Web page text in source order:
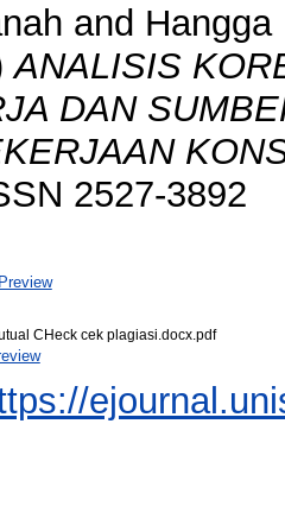
and
ANALISIS
DAN
2527-3892
Preview
CHeck cek plagiasi.docx.pdf